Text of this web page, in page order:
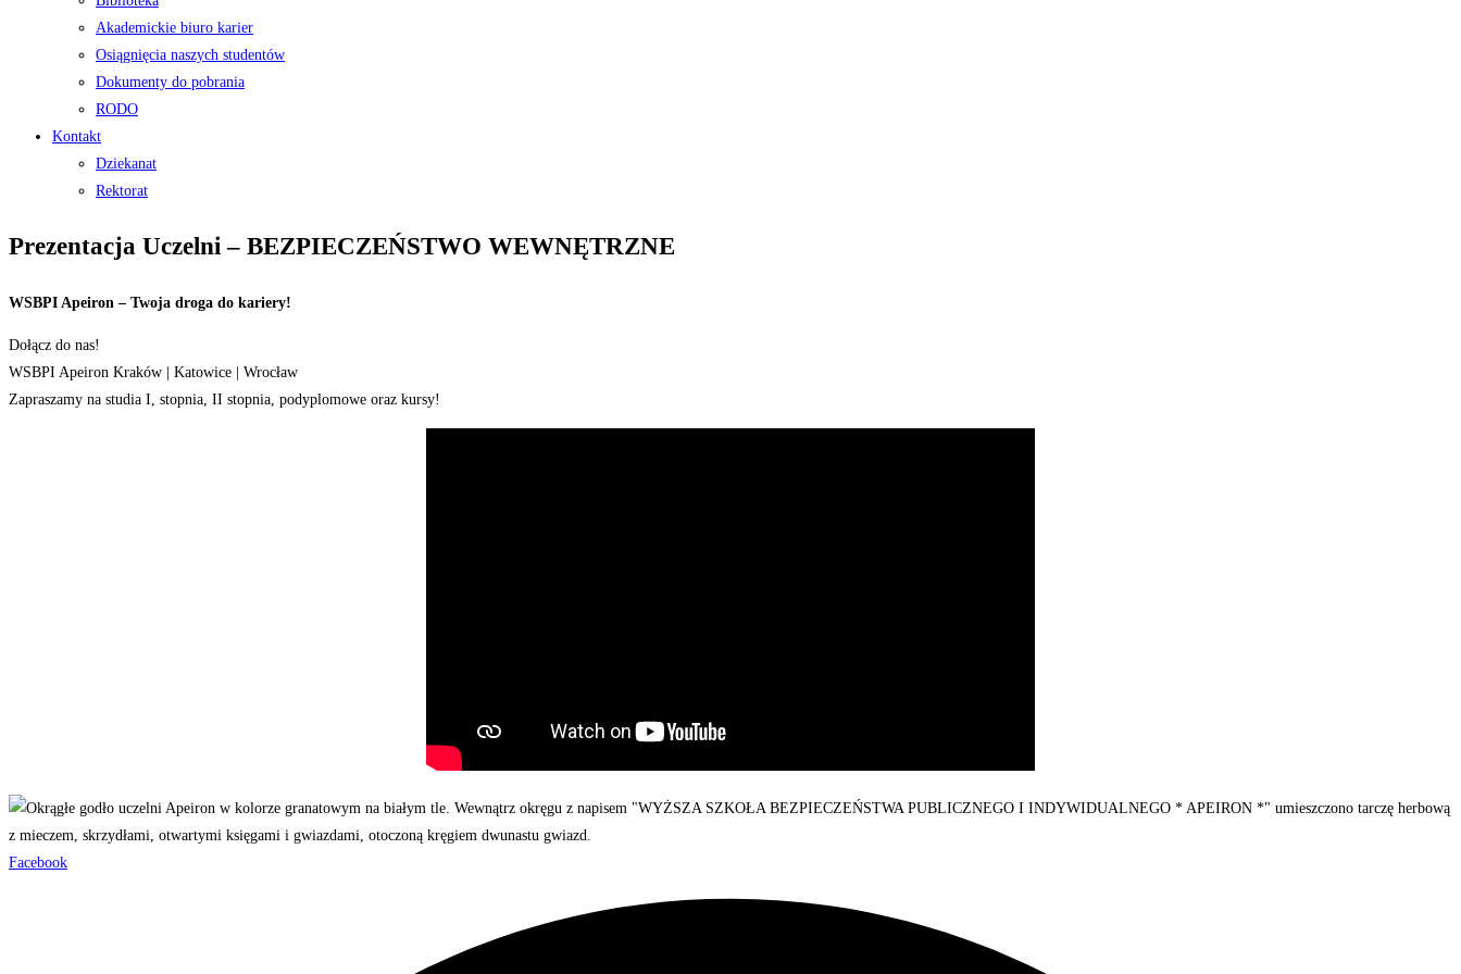
Akademickie biuro karier
Osiągnięcia naszych studentów
Dokumenty do pobrania
RODO
Kontakt
Dziekanat
Rektorat
Prezentacja Uczelni – BEZPIECZEŃSTWO WEWNĘTRZNE
WSBPI Apeiron – Twoja droga do kariery!
Dołącz do nas!
WSBPI Apeiron Kraków | Katowice | Wrocław
Zapraszamy na studia I, stopnia, II stopnia, podyplomowe oraz kursy!
Facebook